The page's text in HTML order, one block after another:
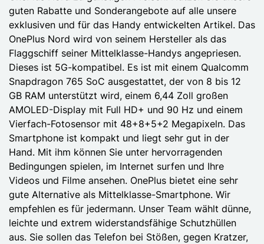
guten Rabatte und Sonderangebote auf alle unsere
exklusiven und für das Handy entwickelten Artikel. Das
OnePlus Nord wird von seinem Hersteller als das
Flaggschiff seiner Mittelklasse-Handys angepriesen.
Dieses ist 5G-kompatibel. Es ist mit einem Qualcomm
Snapdragon 765 SoC ausgestattet, der von 8 bis 12
GB RAM unterstützt wird, einem 6,44 Zoll großen
AMOLED-Display mit Full HD+ und 90 Hz und einem
Vierfach-Fotosensor mit 48+8+5+2 Megapixeln. Das
Smartphone ist kompakt und liegt sehr gut in der
Hand. Mit ihm können Sie unter hervorragenden
Bedingungen spielen, im Internet surfen und Ihre
Videos und Filme ansehen. OnePlus bietet eine sehr
gute Alternative als Mittelklasse-Smartphone. Wir
empfehlen es für jedermann. Unser Team wählt dünne,
leichte und extrem widerstandsfähige Schutzhüllen
aus. Sie sollen das Telefon bei Stößen, gegen Kratzer,